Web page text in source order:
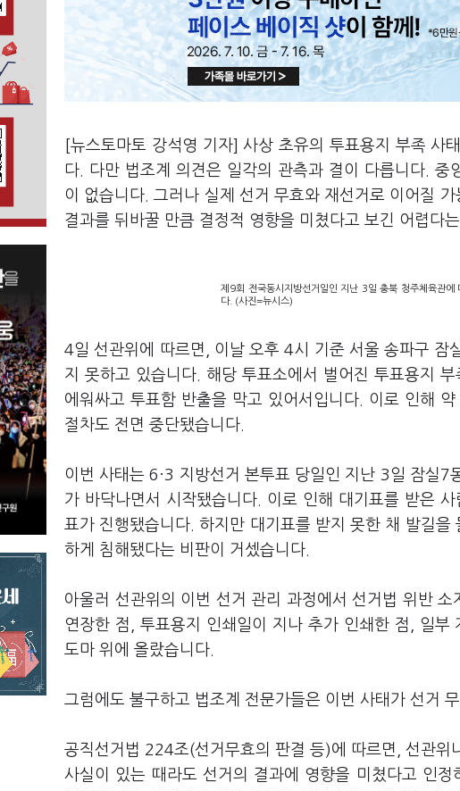
[뉴스토마토 강석영 기자] 사상 초유의 투표용지 부족 사
다. 다만 법조계 의견은 일각의 관측과 결이 다릅니다. 중
이 없습니다. 그러나 실제 선거 무효와 재선거로 이어질
결과를 뒤바꿀 만큼 결정적 영향을 미쳤다고 보긴 어렵다
제9회 전국동시지방선거일인 지난 3일 충북 청주체육관
다. (사진=뉴시스)
4일 선관위에 따르면, 이날 오후 4시 기준 서울 송파구 잠
지 못하고 있습니다. 해당 투표소에서 벌어진 투표용지
에워싸고 투표함 반출을 막고 있어서입니다. 이로 인해
절차도 전면 중단됐습니다.
이번 사태는 6·3 지방선거 본투표 당일인 지난 3일 잠실7
가 바닥나면서 시작됐습니다. 이로 인해 대기표를 받은
표가 진행됐습니다. 하지만 대기표를 받지 못한 채 발길
하게 침해됐다는 비판이 거셌습니다.
아울러 선관위의 이번 선거 관리 과정에서 선거법 위반
연장한 점, 투표용지 인쇄일이 지나 추가 인쇄한 점, 일부
도마 위에 올랐습니다.
그럼에도 불구하고 법조계 전문가들은 이번 사태가 선거
공직선거법 224조(선거무효의 판결 등)에 따르면, 선관위
사실이 있는 때라도 선거의 결과에 영향을 미쳤다고 인